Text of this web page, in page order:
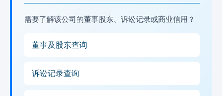
需要了解该公司的董事股东、诉讼记录或商业信用？
董事及股东查询
诉讼记录查询